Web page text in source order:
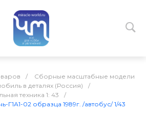
/
Сборные масштабные модели
в деталях (Россия)
/
техника 1: 43
/
Г1А1-02 образца 1989г. /автобус/ 1/43